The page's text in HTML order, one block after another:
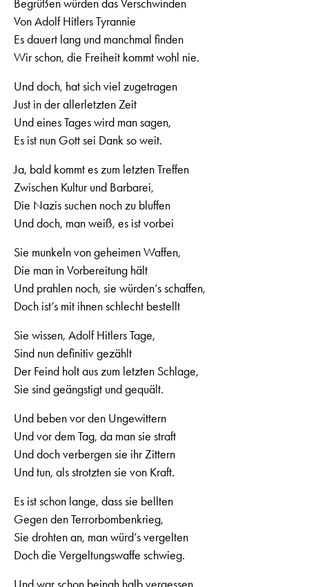
Begrüßen würden das Verschwinden
Von Adolf Hitlers Tyrannie
Es dauert lang und manchmal finden
Wir schon, die Freiheit kommt wohl nie.
Und doch, hat sich viel zugetragen
Just in der allerletzten Zeit
Und eines Tages wird man sagen,
Es ist nun Gott sei Dank so weit.
Ja, bald kommt es zum letzten Treffen
Zwischen Kultur und Barbarei,
Die Nazis suchen noch zu bluffen
Und doch, man weiß, es ist vorbei
Sie munkeln von geheimen Waffen,
Die man in Vorbereitung hält
Und prahlen noch, sie würden’s schaffen,
Doch ist’s mit ihnen schlecht bestellt
Sie wissen, Adolf Hitlers Tage,
Sind nun definitiv gezählt
Der Feind holt aus zum letzten Schlage,
Sie sind geängstigt und gequält.
Und beben vor den Ungewittern
Und vor dem Tag, da man sie straft
Und doch verbergen sie ihr Zittern
Und tun, als strotzten sie von Kraft.
Es ist schon lange, dass sie bellten
Gegen den Terrorbombenkrieg,
Sie drohten an, man würd’s vergelten
Doch die Vergeltungswaffe schwieg.